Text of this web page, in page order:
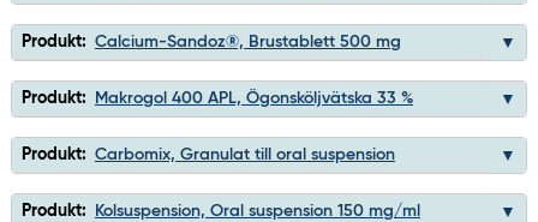
Produkt: Calcium-Sandoz®, Brustablett 500 mg
Produkt: Makrogol 400 APL, Ögonsköljvätska 33 %
Produkt: Carbomix, Granulat till oral suspension
Produkt: Kolsuspension, Oral suspension 150 mg/ml